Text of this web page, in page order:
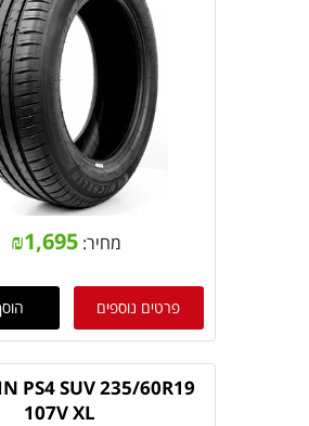
מחיר: ₪1,695
פרטים נוספים
PS4 SUV 235/60R19
107V XL